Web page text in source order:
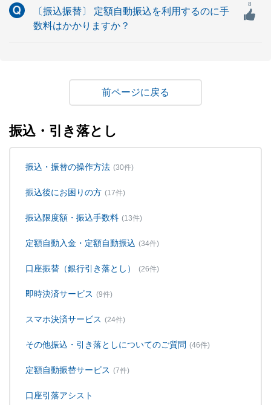
〔振込振替〕 定額自動振込を利用するのに手
数料はかかりますか？
8
戻る
振込・引き落とし
振込・振替の操作方法 (30件)
振込後にお困りの方 (17件)
振込限度額・振込手数料 (13件)
定額自動入金・定額自動振込 (34件)
口座振替（銀行引き落とし） (26件)
即時決済サービス (9件)
スマホ決済サービス (24件)
その他振込・引き落としについてのご質問 (46件)
定額自動振替サービス (7件)
口座引落アシスト